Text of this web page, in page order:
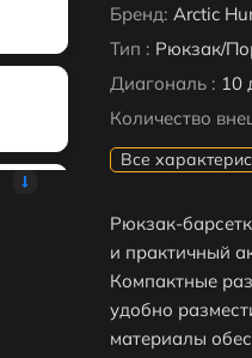
Бренд: Arctic
Тип : Рюкзак/
Диагональ : 10
Количество
Все
Рюкзак-
и практичный
Компактные
удобно
материалы